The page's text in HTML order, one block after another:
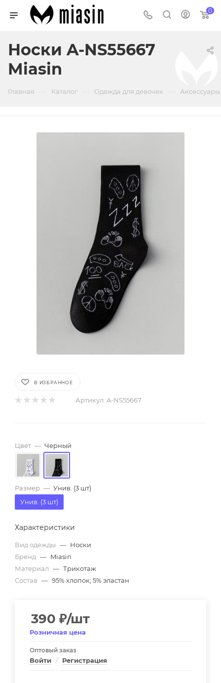
0
Носки A-NS55667
Miasin
Главная Каталог Одежда для девочек
В ИЗБРАННОЕ
Артикул: A-NS55667
Цвет — Черный
Размер — Унив. (3 шт)
Унив. (3 шт)
Характеристики
Вид одежды — Носки
Бренд — Miasin
Материал — Трикотаж
Состав — 95% хлопок; 5% эластан
390 ₽/шт
Розничная цена
Оптовый заказ
Войти / Регистрация